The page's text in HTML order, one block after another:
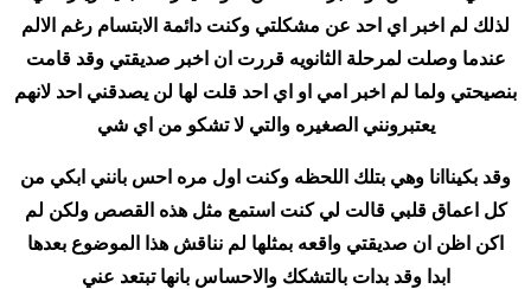
لذلك لم اخبر اي احد عن مشكلتي وكنت دائمة الابتسام رغم الالم
عندما وصلت لمرحلة الثانويه قررت ان اخبر صديقتي وقد قامت
بنصيحتي ولما لم اخبر امي او اي احد قلت لها لن يصدقني احد لانهم
يعتبرونني الصغيره والتي لا تشكو من اي شي
وقد بكيناانا وهي بتلك اللحظه وكنت اول مره احس بانني ابكي من
كل اعماق قلبي قالت لي كنت استمع مثل هذه القصص ولكن لم
اكن اظن ان صديقتي واقعه بمثلها لم نناقش هذا الموضوع بعدها
ابدا وقد بدات بالتشكك والاحساس بانها تبتعد عني